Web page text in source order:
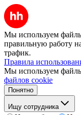
Мы используем
правильную работу
трафик.
Правила
Мы используем
файлов cookie
Понятно
Ищу сотрудника